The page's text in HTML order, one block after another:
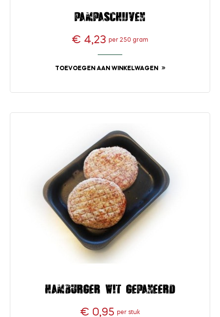
Pampaschijven
Prijs
€ 4,23 per 250 gram
TOEVOEGEN AAN WINKELWAGEN
Hamburger wit gepaneerd
€ 0,95 per stuk